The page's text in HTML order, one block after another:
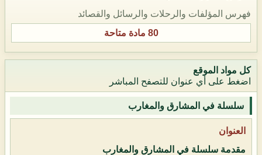
فهرس المؤلفات والرحلات والرسائل والقصائد
80 مادة متاحة
كل مواد الموقع
اضغط على أي عنوان للتصفح المباشر
سلسلة في المشارق والمغارب
مقدمة سلسلة في المشارق والمغارب